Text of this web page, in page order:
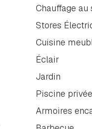
Chauffage au
Stores
Cuisine
Éclair
Jardin
Piscine privée
Armoires